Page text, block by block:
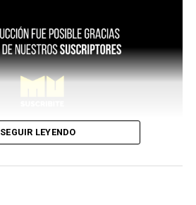
SEGUIR LEYENDO